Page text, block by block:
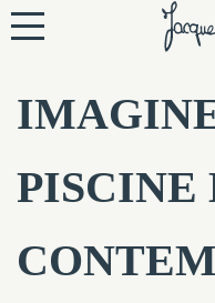
PISCINE
NOS PISCINES
NOTRE
NOS CONSEILS